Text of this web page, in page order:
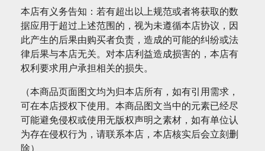
本店有义务告知：若有超出以上规范或者将获取的数
据应用于超过上述范围的，视为未遵循本店协议，因
此产生的后果由购买者负责，造成的可能的纠纷或法
律后果与本店无关。对本店利益造成损害的，本店有
权利要求用户承担相关的损失。
（本商品页面图文均为归本店所有，如有引用需求，
可在本店授权下使用。本商品图文当中的元素已经尽
可能避免侵权或使用无版权声明之素材，如有单位认
为存在侵权行为，请联系本店，本店核实后会立刻删
除）